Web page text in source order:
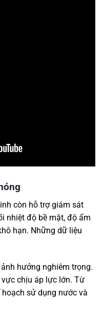
còn hỗ trợ giám sát
nhiệt độ bề mặt, độ ẩm
hạn. Những dữ liệu
hưởng nghiêm trọng.
chịu áp lực lớn. Từ
sử dụng nước và